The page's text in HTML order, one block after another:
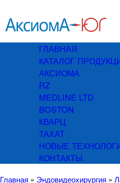
Аксиомаюг
ГЛАВНАЯ
КАТАЛОГ
АКСИОМА
RZ
MEDLINE LTD
BOSTON
КВАРЦ
ТАХАТ
НОВЫЕ
КОНТАКТЫ
Главная » Эндовидеохирургия »